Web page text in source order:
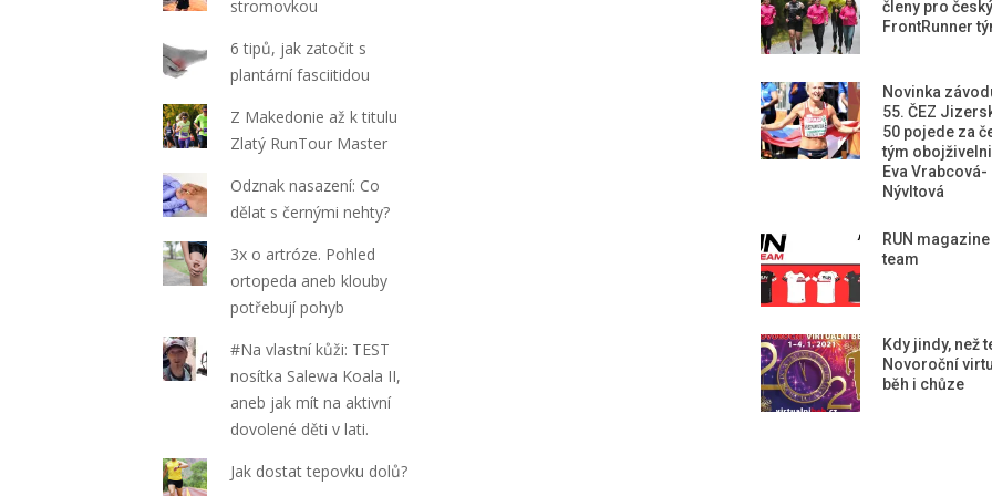
stromovkou
6 tipů, jak zatočit s
plantární fasciitidou
Z Makedonie až k titulu
Zlatý RunTour Master
Odznak nasazení: Co
dělat s černými nehty?
3x o artróze. Pohled
ortopeda aneb klouby
potřebují pohyb
#Na vlastní kůži: TEST
nosítka Salewa Koala II,
aneb jak mít na aktivní
dovolené děti v lati.
Jak dostat tepovku dolů?
členy pro český
FrontRunner
Novinka
55. ČEZ
50 pojede za
tým
Eva Vrabcová-
Nývltová
RUN magazine
team
Kdy jindy, než
Novoroční
běh i chůze